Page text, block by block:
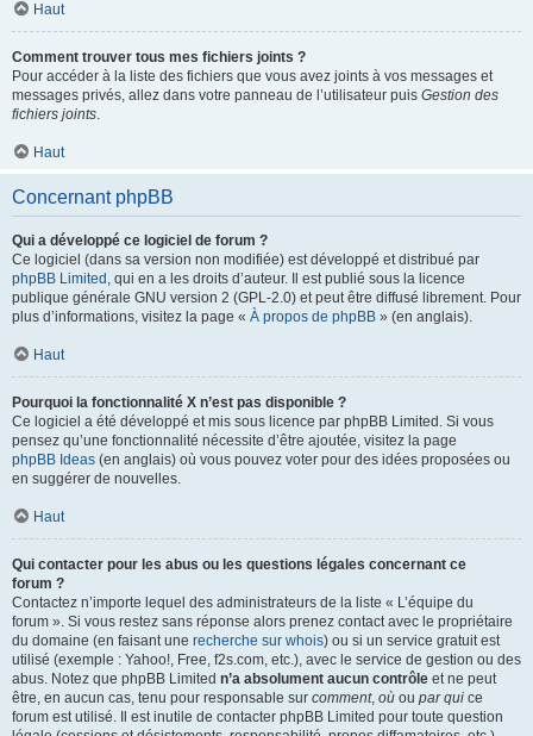
Haut
Comment trouver tous mes fichiers joints ?
Pour accéder à la liste des fichiers que vous avez joints à vos messages et
messages privés, allez dans votre panneau de l’utilisateur puis Gestion des
fichiers joints.
Haut
Concernant phpBB
Qui a développé ce logiciel de forum ?
Ce logiciel (dans sa version non modifiée) est développé et distribué par
phpBB Limited , qui en a les droits d’auteur. Il est publié sous la licence
publique générale GNU version 2 (GPL-2.0) et peut être diffusé librement. Pour
plus d’informations, visitez la page « À propos de phpBB » (en anglais).
Haut
Pourquoi la fonctionnalité X n’est pas disponible ?
Ce logiciel a été développé et mis sous licence par phpBB Limited. Si vous
pensez qu’une fonctionnalité nécessite d’être ajoutée, visitez la page
phpBB Ideas (en anglais) où vous pouvez voter pour des idées proposées ou
en suggérer de nouvelles.
Haut
Qui contacter pour les abus ou les questions légales concernant ce
forum ?
Contactez n’importe lequel des administrateurs de la liste « L’équipe du
forum ». Si vous restez sans réponse alors prenez contact avec le propriétaire
du domaine (en faisant une recherche sur whois) ou si un service gratuit est
utilisé (exemple : Yahoo!, Free, f2s.com, etc.), avec le service de gestion ou des
abus. Notez que phpBB Limited n’a absolument aucun contrôle et ne peut
être, en aucun cas, tenu pour responsable sur comment, où ou par qui ce
forum est utilisé. Il est inutile de contacter phpBB Limited pour toute question